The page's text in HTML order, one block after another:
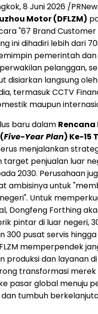
8 Juni 2026 /
Motor (DFLZM)
"67 Brand Customer
ini dihadiri lebih dari
pemerintah dan
pelanggan,
disiarkan langsung
termasuk CCTV
maupun
baru dalam
Five-Year Plan) Ke-15
menjalankan
target penjualan luar
2030. Perusahaan
ambisinya untuk
Untuk
Dongfeng Forthing
pintar di luar negeri,
300 pusat servis hingga
memperpendek
produksi dan layanan
transformasi merek
pasar global menuju
tumbuh